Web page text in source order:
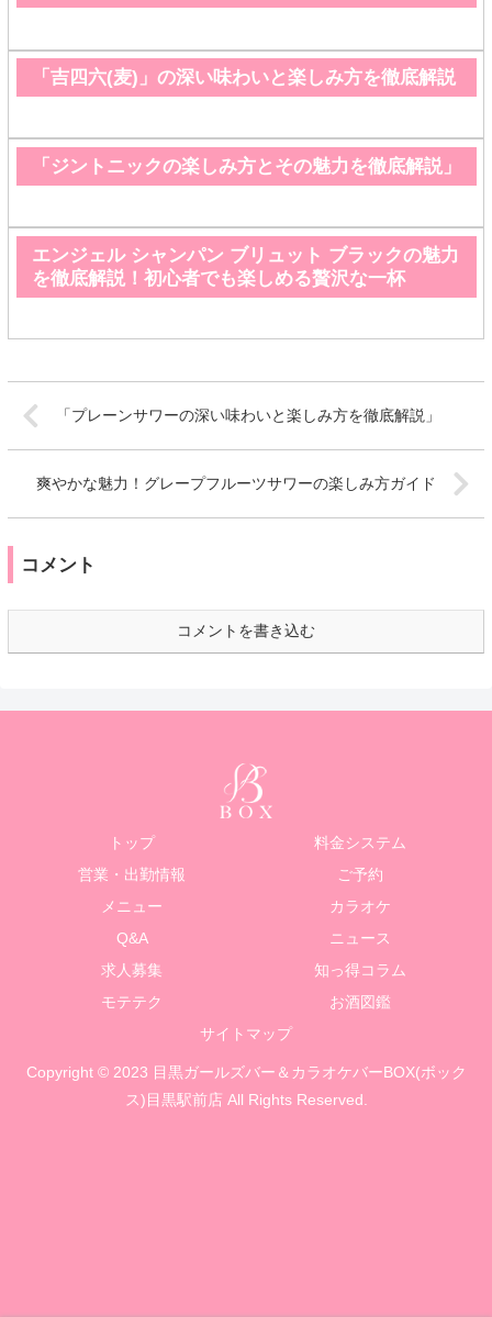
「吉四六(麦)」の深い味わいと楽しみ方を徹底解説
「ジントニックの楽しみ方とその魅力を徹底解説」
エンジェル シャンパン ブリュット ブラックの魅力
を徹底解説！初心者でも楽しめる贅沢な一杯
「プレーンサワーの深い味わいと楽しみ方を徹底解説」
爽やかな魅力！グレープフルーツサワーの楽しみ方ガイド
コメント
コメントを書き込む
トップ
料金システム
営業・出勤情報
ご予約
メニュー
カラオケ
Q&A
ニュース
求人募集
知っ得コラム
モテテク
お酒図鑑
サイトマップ
Copyright © 2023 目黒ガールズバー＆カラオケバーBOX(ボック
ス)目黒駅前店 All Rights Reserved.